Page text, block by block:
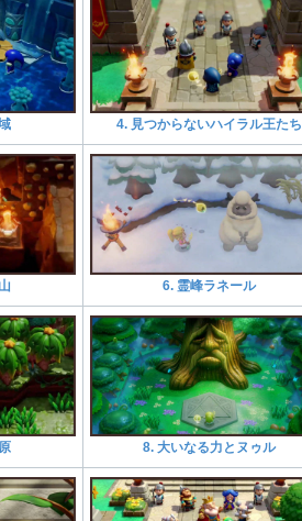
4. 見つからないハイラル王たち
6. 霊峰ラネール
8. 大いなる力とヌゥル